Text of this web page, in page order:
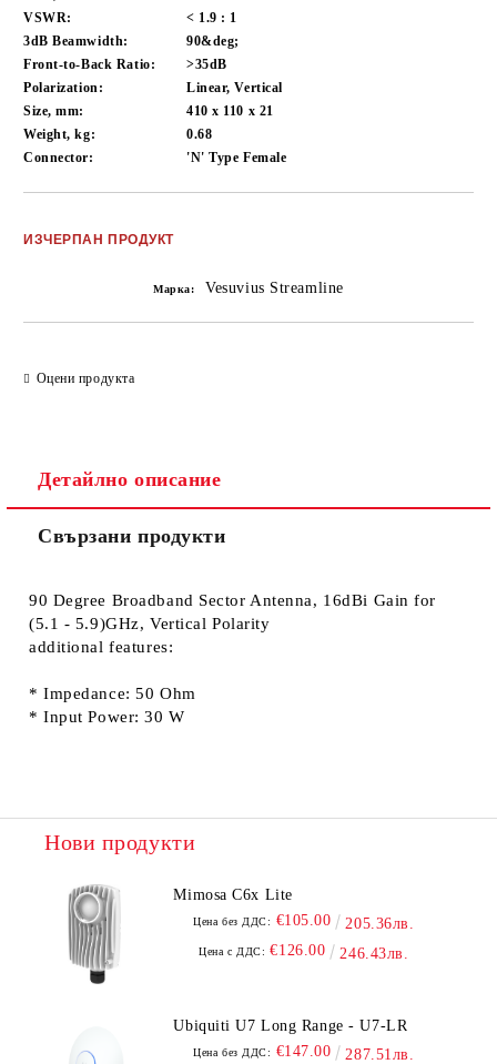
VSWR:
< 1.9 : 1
3dB Beamwidth:
90&deg;
Front-to-Back Ratio:
>35dB
Polarization:
Linear, Vertical
Size, mm:
410 x 110 x 21
Weight, kg:
0.68
Connector:
'N' Type Female
ИЗЧЕРПАН ПРОДУКТ
Марка: Vesuvius Streamline
Оцени продукта
Детайлно описание
Свързани продукти
90 Degree Broadband Sector Antenna, 16dBi Gain for
(5.1 - 5.9)GHz, Vertical Polarity
additional features:
* Impedance: 50 Ohm
* Input Power: 30 W
Нови продукти
Mimosa C6x Lite
Цена без ДДС: €105.00 205.36лв.
Цена с ДДС: €126.00 246.43лв.
Ubiquiti U7 Long Range - U7-LR
Цена без ДДС: €147.00 287.51лв.